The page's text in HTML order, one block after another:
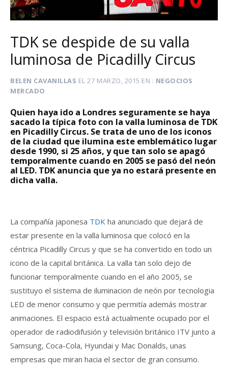
TDK se despide de su valla
luminosa de Picadilly Circus
BELEN CAVANILLAS EL27 MARZO, 2015 EN
NEGOCIOS
MERCADO
Quien haya ido a Londres seguramente se haya
sacado la típica foto con la valla luminosa de TDK
en Picadilly Circus. Se trata de uno de los iconos
de la ciudad que ilumina este emblemático lugar
desde1990, si 25 años, y que tan solo se apagó
temporalmente cuando en 2005 se pasó del neón
al LED. TDK anuncia que ya no estará presente en
dicha valla.
La compañía japonesa TDK ha anunciado que dejará de
estar presente en la valla luminosa que colocó en la
céntrica Picadilly Circus y que se ha convertido en todo un
icono de la capital británica. La valla tan solo dejo de
funcionar temporalmente cuando en el año 2005, se
sustituyo el sistema de iluminacion de neón por tecnologia
LED de menor consumo y que permitía además mostrar
animaciones. El espacio está actualmente ocupado por el
operador de radiodifusión y televisión británico ITV junto a
Samsung, Coca-Cola, Hyundai y Mac Donalds, unas
empresas que miran hacia el sector de gran consumo.